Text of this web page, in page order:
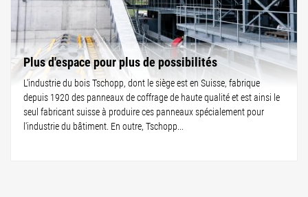
Plus d'espace pour plus de possibilités
L'industrie du bois Tschopp, dont le siège est en Suisse, fabrique
depuis 1920 des panneaux de coffrage de haute qualité et est ainsi le
seul fabricant suisse à produire ces panneaux spécialement pour
l'industrie du bâtiment. En outre, Tschopp...